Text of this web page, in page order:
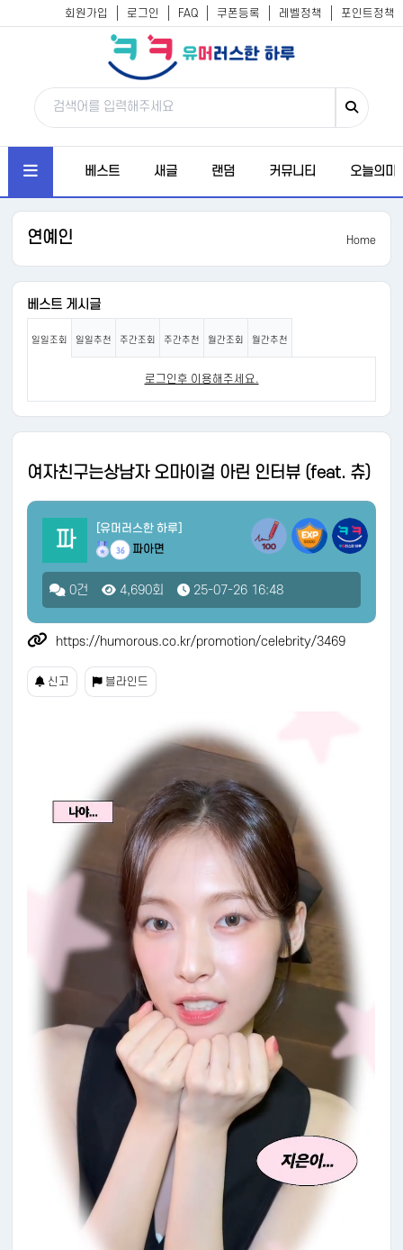
회원가입 로그인 FAQ 쿠폰등록 레벨정책 포인트정책
베스트 새글 랜덤 커뮤니티 오늘의미
연예인 Home
베스트 게시글
일일조회 일일추천 주간조회 주간추천 월간조회 월간추천
로그인후 이용해주세요.
여자친구는상남자 오마이걸 아린 인터뷰 (feat. 츄)
파 [유머러스한 하루]
36 파아면
0건 4,690회 25-07-26 16:48
https://humorous.co.kr/promotion/celebrity/3469
신고 블라인드